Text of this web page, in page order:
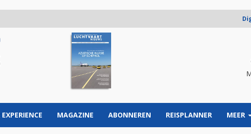
EXPERIENCE MAGAZINE ABONNEREN REISPLANNER MEER